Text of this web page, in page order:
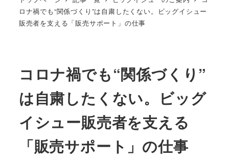
ロナ禍でも“関係づくり”は自粛したくない。ビッグイシュー
販売者を支える「販売サポート」の仕事
コロナ禍でも“関係づくり”
は自粛したくない。ビッグ
イシュー販売者を支える
「販売サポート」の仕事